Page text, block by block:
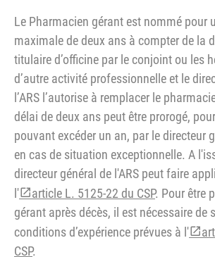
Le Pharmacien gérant est nommé pour
maximale de deux ans à compter de la
titulaire d’officine par le conjoint ou les
d’autre activité professionnelle et le
l’ARS l’autorise à remplacer le
délai de deux ans peut être prorogé,
pouvant excéder un an, par le directeur
en cas de situation exceptionnelle. A
directeur général de l'ARS peut faire
l'
article L. 5125-22 du CSP. Pour être
gérant après décès, il est nécessaire de
conditions d’expérience prévues à l'
CSP.